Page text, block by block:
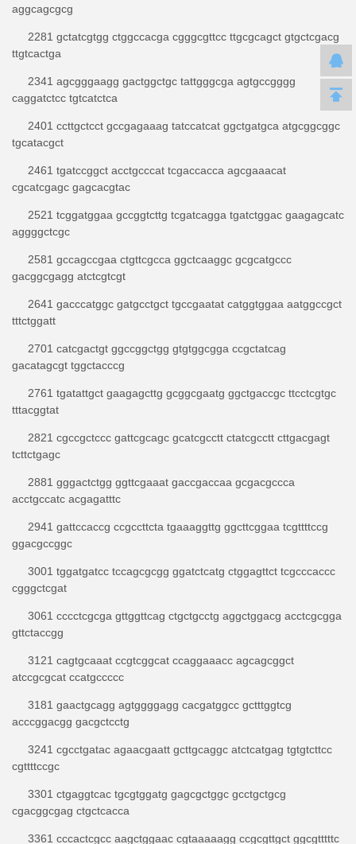
aggcagcgcg
2281 gctatcgtgg ctggccacga cgggcgttcc ttgcgcagct gtgctcgacg
ttgtcactga
2341 agcgggaagg gactggctgc tattgggcga agtgccgggg
caggatctcc tgtcatctca
2401 ccttgctcct gccgagaaag tatccatcat ggctgatgca atgcggcggc
tgcatacgct
2461 tgatccggct acctgcccat tcgaccacca agcgaaacat
cgcatcgagc gagcacgtac
2521 tcggatggaa gccggtcttg tcgatcagga tgatctggac gaagagcatc
aggggctcgc
2581 gccagccgaa ctgttcgcca ggctcaaggc gcgcatgccc
gacggcgagg atctcgtcgt
2641 gacccatggc gatgcctgct tgccgaatat catggtggaa aatggccgct
tttctggatt
2701 catcgactgt ggccggctgg gtgtggcgga ccgctatcag
gacatagcgt tggctacccg
2761 tgatattgct gaagagcttg gcggcgaatg ggctgaccgc ttcctcgtgc
tttacggtat
2821 cgccgctccc gattcgcagc gcatcgcctt ctatcgcctt cttgacgagt
tcttctgagc
2881 gggactctgg ggttcgaaat gaccgaccaa gcgacgccca
acctgccatc acgagatttc
2941 gattccaccg ccgccttcta tgaaaggttg ggcttcggaa tcgttttccg
ggacgccggc
3001 tggatgatcc tccagcgcgg ggatctcatg ctggagttct tcgcccaccc
cgggctcgat
3061 cccctcgcga gttggttcag ctgctgcctg aggctggacg acctcgcgga
gttctaccgg
3121 cagtgcaaat ccgtcggcat ccaggaaacc agcagcggct
atccgcgcat ccatgccccc
3181 gaactgcagg agtggggagg cacgatggcc gctttggtcg
acccggacgg gacgctcctg
3241 cgcctgatac agaacgaatt gcttgcaggc atctcatgag tgtgtcttcc
cgttttccgc
3301 ctgaggtcac tgcgtggatg gagcgctggc gcctgctgcg
cgacggcgag ctgctcacca
3361 cccactcgcc aagctggaac cgtaaaaagg ccgcgttgct ggcgtttttc